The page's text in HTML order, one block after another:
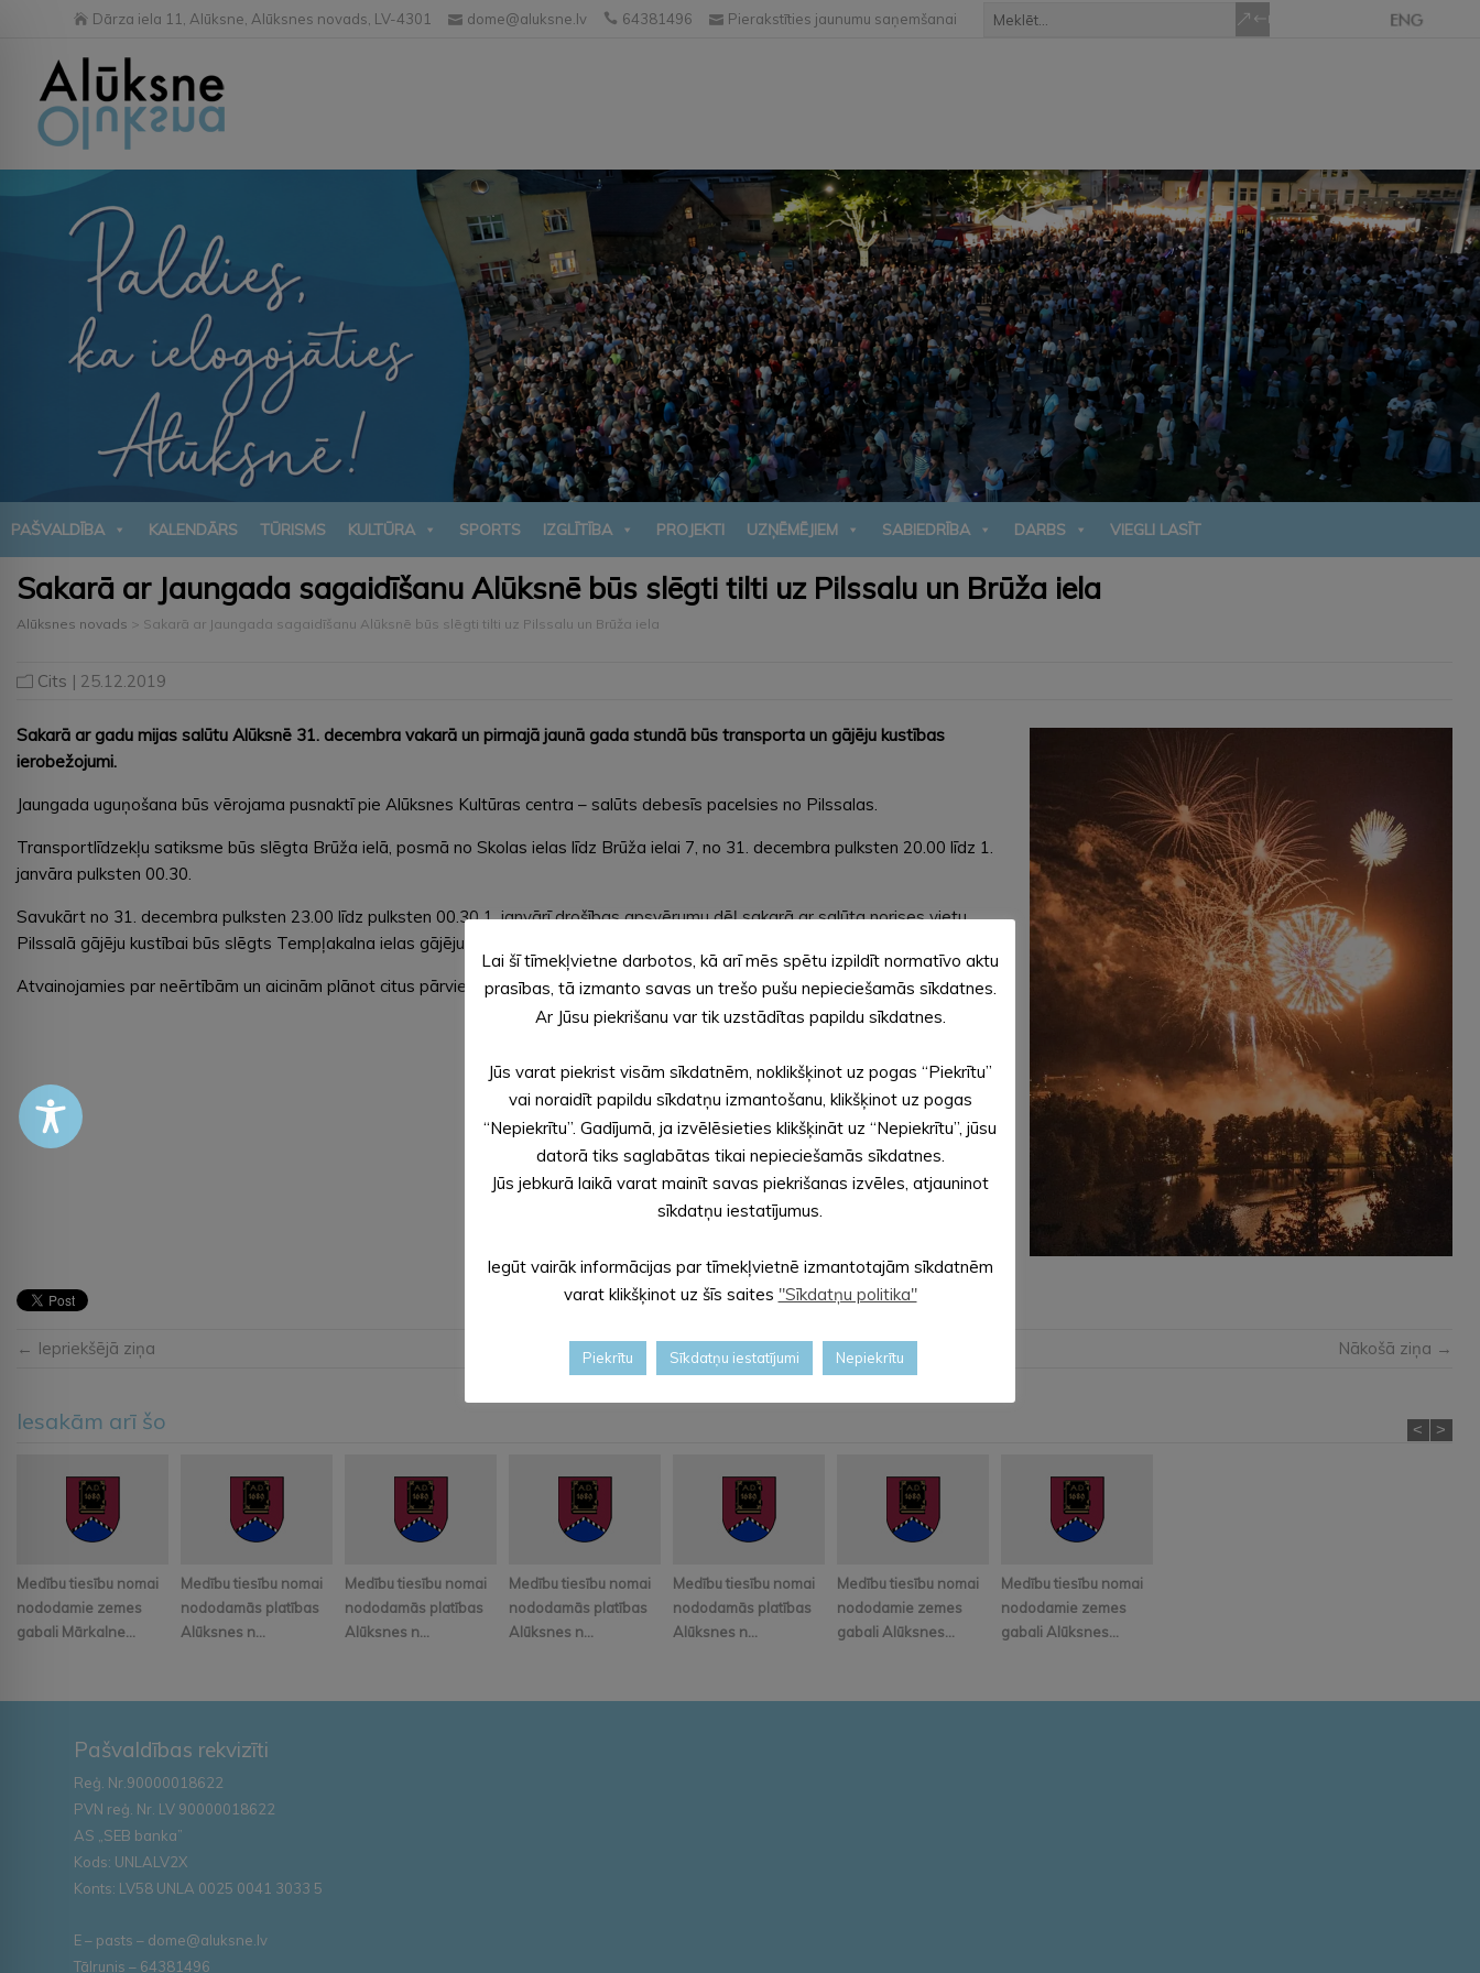
Dārza iela 11, Alūksne, Alūksnes novads, LV-4301 dome@aluksne.lv 64381496 Pierakstīties jaunumu saņemšanai
PAŠVALDĪBA KALENDĀRS TŪRISMS KULTŪRA SPORTS IZGLĪTĪBA PROJEKTI UZŅĒMĒJIEM SABIEDRĪBA DARBS VIEGLI LASĪT
Sakarā ar Jaungada sagaidīšanu Alūksnē būs slēgti tilti uz Pilssalu un Brūža iela
Alūksnes novads > Sakarā ar Jaungada sagaidīšanu Alūksnē būs slēgti tilti uz Pilssalu un Brūža iela
Cits | 25.12.2019
Sakarā ar gadu mijas salūtu Alūksnē 31. decembra vakarā un pirmajā jaunā gada stundā būs transporta un gājēju kustības
ierobežojumi.
Jaungada uguņošana būs vērojama pusnaktī pie Alūksnes Kultūras centra – salūts debesīs pacelsies no Pilssalas.
Transportlīdzekļu satiksme būs slēgta Brūža ielā, posmā no Skolas ielas līdz Brūža ielai 7, no 31. decembra pulksten 20.00 līdz 1.
janvāra pulksten 00.30.
Savukārt no 31. decembra pulksten 23.00 līdz pulksten 00.30 1. janvārī drošības apsvērumu dēļ sakarā ar salūta norises vietu
Pilssalā gājēju kustībai būs slēgts Tempļakalna ielas gājēju tilts un Pilssalas ielas tilts.
Atvainojamies par neērtībām un aicinām plānot citus pārvietošanās maršrutus.
Sagatavoja: Evita APLOKA,
← Iepriekšējā ziņa Nākošā ziņa →
Iesakām arī šo
Medību tiesību nomai
nododamie zemes
gabali Mārkalne...
Medību tiesību nomai
nododamās platības
Alūksnes n...
Medību tiesību nomai
nododamās platības
Alūksnes n...
Medību tiesību nomai
nododamās platības
Alūksnes n...
Medību tiesību nomai
nododamās platības
Alūksnes n...
Medību tiesību nomai
nododamie zemes
gabali Alūksnes...
Medību tiesību nomai
nododamie zemes
gabali Alūksnes...
< >
Pašvaldības rekvizīti
Reģ. Nr.90000018622
PVN reģ. Nr. LV 90000018622
AS „SEB banka”
Kods: UNLALV2X
Konts: LV58 UNLA 0025 0041 3033 5
E – pasts – dome@aluksne.lv
Tālrunis – 64381496
Lai šī tīmekļvietne darbotos, kā arī mēs spētu izpildīt normatīvo aktu
prasības, tā izmanto savas un trešo pušu nepieciešamās sīkdatnes.
Ar Jūsu piekrišanu var tik uzstādītas papildu sīkdatnes.
Jūs varat piekrist visām sīkdatnēm, noklikšķinot uz pogas “Piekrītu”
vai noraidīt papildu sīkdatņu izmantošanu, klikšķinot uz pogas
“Nepiekrītu”. Gadījumā, ja izvēlēsieties klikšķināt uz “Nepiekrītu”, jūsu
datorā tiks saglabātas tikai nepieciešamās sīkdatnes.
Jūs jebkurā laikā varat mainīt savas piekrišanas izvēles, atjauninot
sīkdatņu iestatījumus.
Iegūt vairāk informācijas par tīmekļvietnē izmantotajām sīkdatnēm
varat klikšķinot uz šīs saites "Sīkdatņu politika"
Piekrītu Sīkdatņu iestatījumi Nepiekrītu